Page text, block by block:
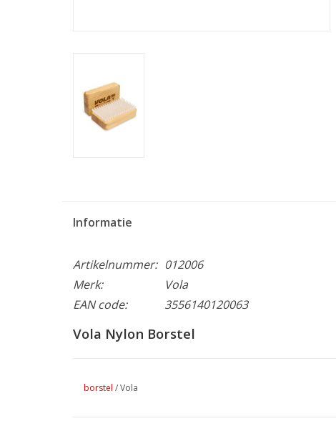
Informatie
Artikelnummer: 012006
Merk:
Vola
EAN code:
3556140120063
Vola Nylon Borstel
borstel /Vola